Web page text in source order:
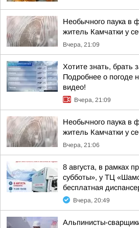
Необычного паука в
житель Камчатки у
Вчера, 21:09
Хотите знать, брать
Подробнее о погоде
видео!
Вчера, 21:09
Необычного паука в
житель Камчатки у
Вчера, 21:06
8 августа, в рамках
субботы», у ТЦ
бесплатная
Вчера, 20:49
Альпинисты-